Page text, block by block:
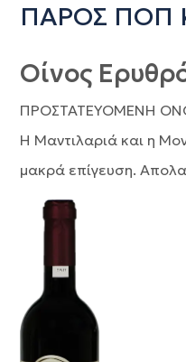
ΠΑΡΟΣ ΠΟΠ
Οίνος
ΠΡΟΣΤΑΤΕΥΟΜΕΝΗ
Η Μαντιλαριά και η
μακρά επίγευση.